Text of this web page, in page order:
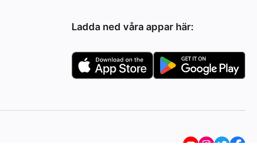
Ladda ned våra appar här: